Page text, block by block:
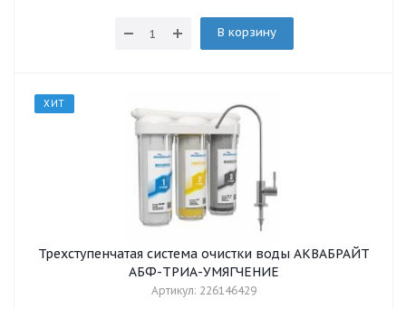
В корзину
ХИТ
Трехступенчатая система очистки воды АКВАБРАЙТ
АБФ-ТРИА-УМЯГЧЕНИЕ
Артикул: 226146429